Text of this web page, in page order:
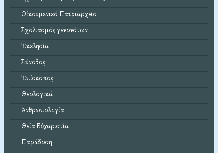
Οἰκουμενικό Πατριαρχεῖο
Σχολιασμός γενονότων
Ἐκκλησία
Σύνοδος
Ἐπίσκοπος
Θεολογικά
Ἀνθρωπολογία
Θεία Εὐχαριστία
Παράδοση